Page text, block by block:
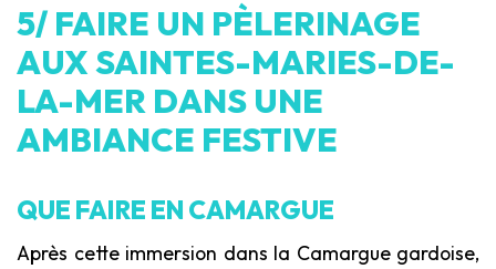
5/ FAIRE UN PÈLERINAGE
AUX SAINTES-MARIES-DE-
LA-MER DANS UNE
AMBIANCE FESTIVE
QUE FAIRE EN CAMARGUE
Après cette immersion dans la Camargue gardoise,